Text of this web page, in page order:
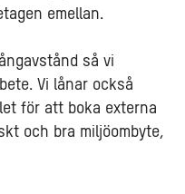
emellan.
så vi
Vi lånar också
för att boka externa
och bra miljöombyte,